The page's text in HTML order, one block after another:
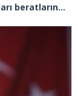
İstanbul’da en çok üye yapan ilçe başkanları beratlarını Cumhurbaşkanı Erdoğan’ın elinden aldı